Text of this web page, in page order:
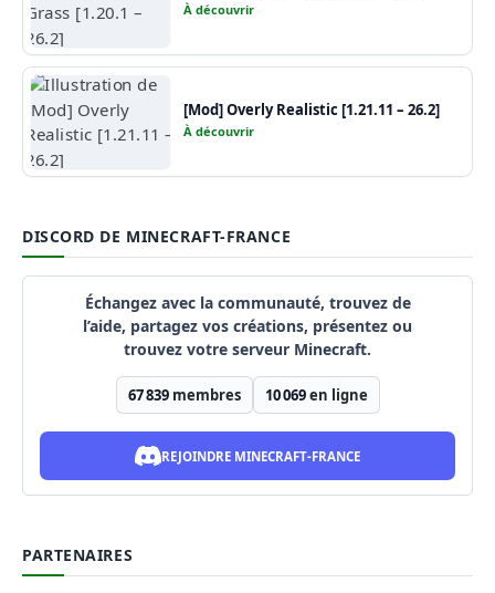
À découvrir
[Mod] Overly Realistic [1.21.11 – 26.2]
À découvrir
DISCORD DE MINECRAFT-FRANCE
Échangez avec la communauté, trouvez de
l’aide, partagez vos créations, présentez ou
trouvez votre serveur Minecraft.
67 839membres 10 069en ligne
REJOINDRE MINECRAFT-FRANCE
PARTENAIRES